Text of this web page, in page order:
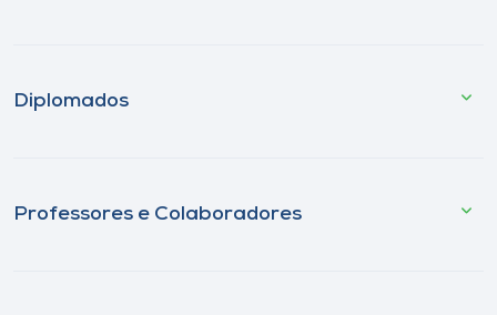
Diplomados
Professores e Colaboradores